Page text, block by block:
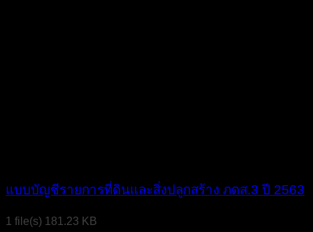
แบบบัญชีรายการที่ดินและสิ่งปลูกสร้าง ภดส.3 ปี 2563
1 file(s) 181.23 KB